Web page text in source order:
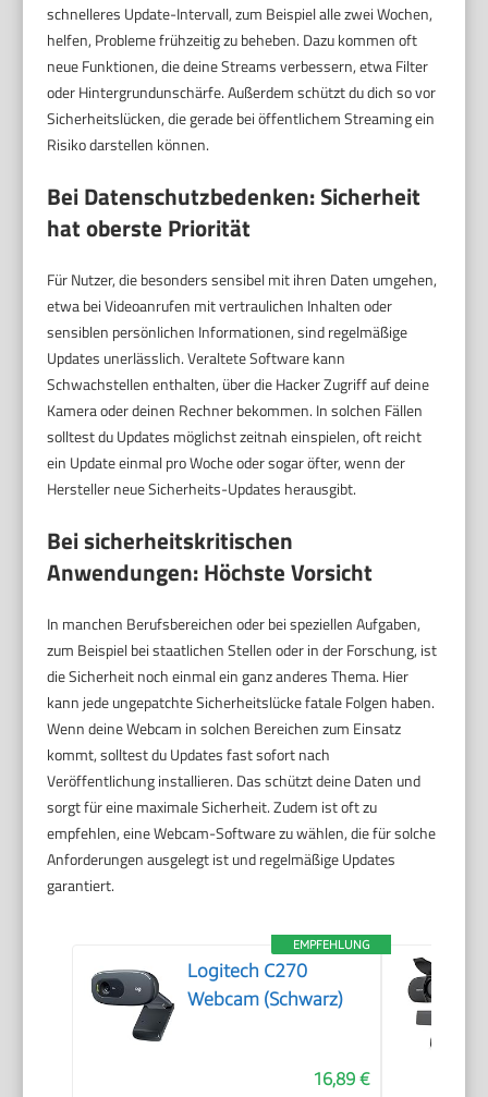
schnelleres Update-Intervall, zum Beispiel alle zwei Wochen,
helfen, Probleme frühzeitig zu beheben. Dazu kommen oft
neue Funktionen, die deine Streams verbessern, etwa Filter
oder Hintergrundunschärfe. Außerdem schützt du dich so vor
Sicherheitslücken, die gerade bei öffentlichem Streaming ein
Risiko darstellen können.
Bei Datenschutzbedenken: Sicherheit
hat oberste Priorität
Für Nutzer, die besonders sensibel mit ihren Daten umgehen,
etwa bei Videoanrufen mit vertraulichen Inhalten oder
sensiblen persönlichen Informationen, sind regelmäßige
Updates unerlässlich. Veraltete Software kann
Schwachstellen enthalten, über die Hacker Zugriff auf deine
Kamera oder deinen Rechner bekommen. In solchen Fällen
solltest du Updates möglichst zeitnah einspielen, oft reicht
ein Update einmal pro Woche oder sogar öfter, wenn der
Hersteller neue Sicherheits-Updates herausgibt.
Bei sicherheitskritischen
Anwendungen: Höchste Vorsicht
In manchen Berufsbereichen oder bei speziellen Aufgaben,
zum Beispiel bei staatlichen Stellen oder in der Forschung, ist
die Sicherheit noch einmal ein ganz anderes Thema. Hier
kann jede ungepatchte Sicherheitslücke fatale Folgen haben.
Wenn deine Webcam in solchen Bereichen zum Einsatz
kommt, solltest du Updates fast sofort nach
Veröffentlichung installieren. Das schützt deine Daten und
sorgt für eine maximale Sicherheit. Zudem ist oft zu
empfehlen, eine Webcam-Software zu wählen, die für solche
Anforderungen ausgelegt ist und regelmäßige Updates
garantiert.
EMPFEHLUNG
Logitech C270
Webcam (Schwarz)
16,89 €